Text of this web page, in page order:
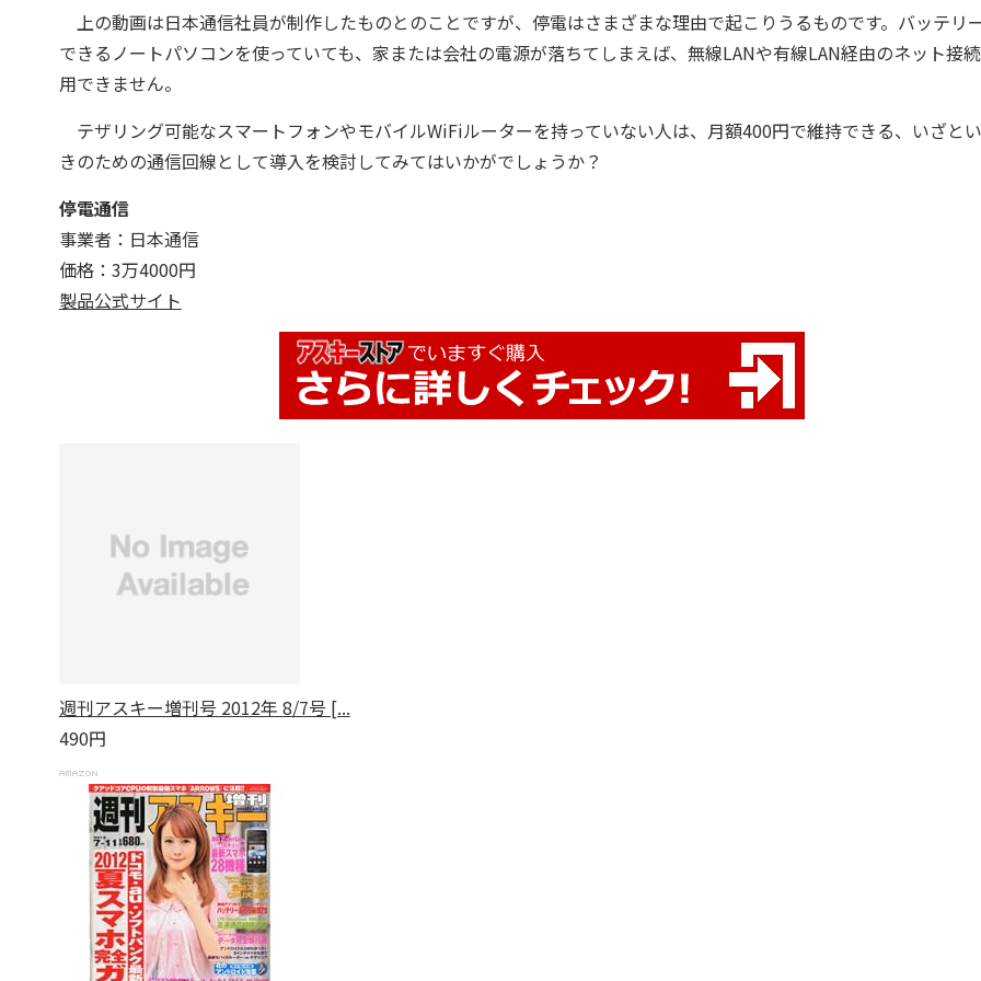
上の動画は日本通信社員が制作したものとのことですが、停電はさまざまな理由で起こりうるものです。バッテリ
できるノートパソコンを使っていても、家または会社の電源が落ちてしまえば、無線LANや有線LAN経由のネット接
用できません。
テザリング可能なスマートフォンやモバイルWiFiルーターを持っていない人は、月額400円で維持できる、いざと
きのための通信回線として導入を検討してみてはいかがでしょうか？
停電通信
事業者：日本通信
価格：3万4000円
製品公式サイト
週刊アスキー増刊号 2012年 8/7号 [...
490円